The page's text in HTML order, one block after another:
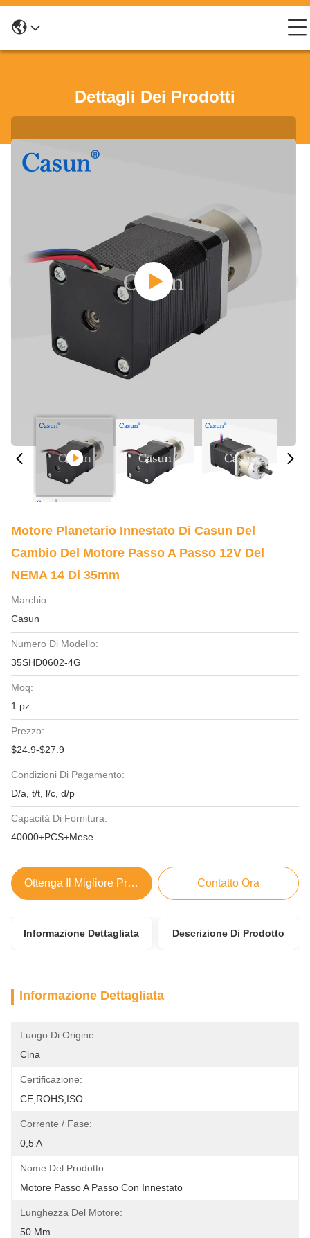
Dettagli Dei Prodotti
Motore Planetario Innestato Di Casun Del
Cambio Del Motore Passo A Passo 12V Del
NEMA 14 Di 35mm
Marchio:
Casun
Numero Di Modello:
35SHD0602-4G
Moq:
1 pz
Prezzo:
$24.9-$27.9
Condizioni Di Pagamento:
D/a, t/t, l/c, d/p
Capacità Di Fornitura:
40000+PCS+Mese
Ottenga Il Migliore Prezzo Contatto Ora
Informazione Dettagliata Descrizione Di Prodotto
Informazione Dettagliata
Luogo Di Origine:
Cina
Certificazione:
CE,ROHS,ISO
Corrente / Fase:
0,5 A
Nome Del Prodotto:
Motore Passo A Passo Con Innestato
Lunghezza Del Motore:
50 Mm